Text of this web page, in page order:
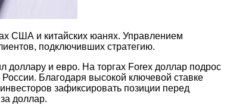
США и китайских юанях. Управлением
подключивших стратегию.
доллару и евро. На торгах Forex доллар подрос
Благодаря высокой ключевой ставке
зафиксировать позиции перед
доллар.